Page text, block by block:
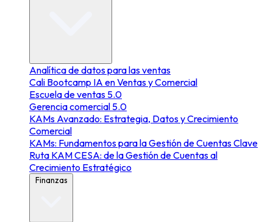
Analítica de datos para las ventas
Cali Bootcamp IA en Ventas y Comercial
Escuela de ventas 5.0
Gerencia comercial 5.0
KAMs Avanzado: Estrategia, Datos y Crecimiento
Comercial
KAMs: Fundamentos para la Gestión de Cuentas Clave
Ruta KAM CESA: de la Gestión de Cuentas al
Crecimiento Estratégico
Finanzas